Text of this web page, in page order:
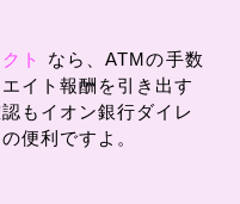
ト
なら、ATMの手数
イト報酬を引き出す
もイオン銀行ダイレ
便利ですよ。